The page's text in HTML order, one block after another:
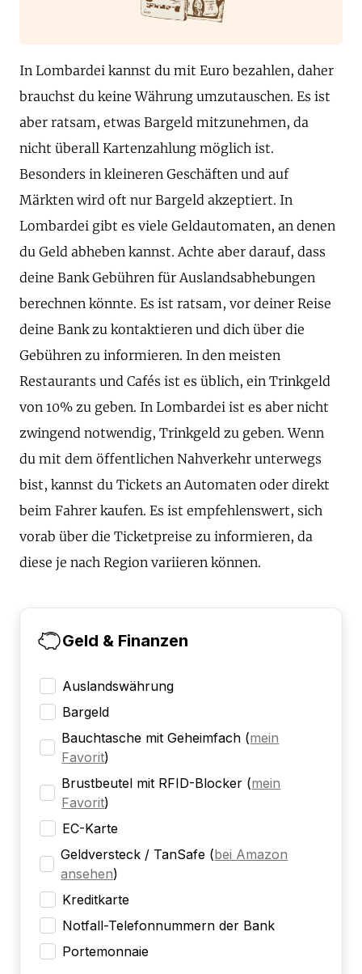
In Lombardei kannst du mit Euro bezahlen, daher
brauchst du keine Währung umzutauschen. Es ist
aber ratsam, etwas Bargeld mitzunehmen, da
nicht überall Kartenzahlung möglich ist.
Besonders in kleineren Geschäften und auf
Märkten wird oft nur Bargeld akzeptiert. In
Lombardei gibt es viele Geldautomaten, an denen
du Geld abheben kannst. Achte aber darauf, dass
deine Bank Gebühren für Auslandsabhebungen
berechnen könnte. Es ist ratsam, vor deiner Reise
deine Bank zu kontaktieren und dich über die
Gebühren zu informieren. In den meisten
Restaurants und Cafés ist es üblich, ein Trinkgeld
von 10% zu geben. In Lombardei ist es aber nicht
zwingend notwendig, Trinkgeld zu geben. Wenn
du mit dem öffentlichen Nahverkehr unterwegs
bist, kannst du Tickets an Automaten oder direkt
beim Fahrer kaufen. Es ist empfehlenswert, sich
vorab über die Ticketpreise zu informieren, da
diese je nach Region variieren können.
Geld & Finanzen
Auslandswährung
Bargeld
Bauchtasche mit Geheimfach (mein
Favorit)
Brustbeutel mit RFID-Blocker (mein
Favorit)
EC-Karte
Geldversteck / TanSafe (bei Amazon
ansehen)
Kreditkarte
Notfall-Telefonnummern der Bank
Portemonnaie